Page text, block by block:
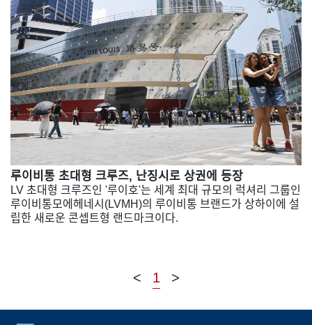
루이비통 초대형 크루즈, 난징시로 상권에 등장
LV 초대형 크루즈인 '루이호'는 세계 최대 규모의 럭셔리 그룹인
루이비통모에헤네시(LVMH)의 루이비통 브랜드가 상하이에 설
립한 새로운 콘셉트형 랜드마크이다.
< 1 >